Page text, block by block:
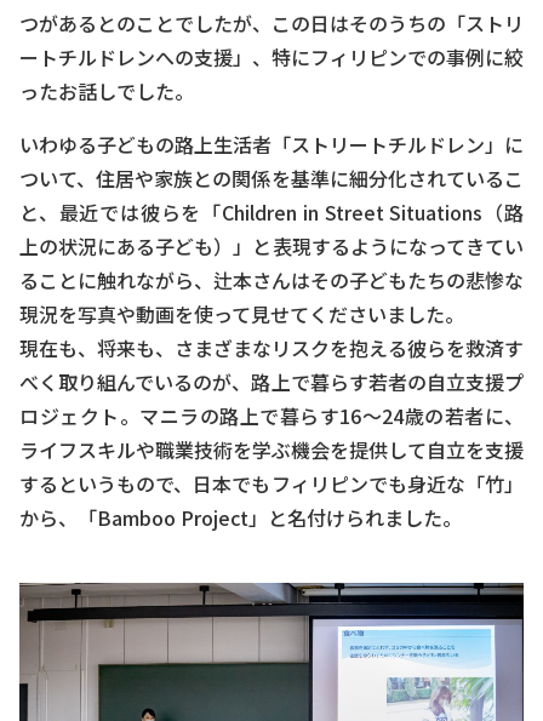
つがあるとのことでしたが、この日はそのうちの「ストリ
ートチルドレンへの支援」、特にフィリピンでの事例に絞
ったお話しでした。
いわゆる子どもの路上生活者「ストリートチルドレン」に
ついて、住居や家族との関係を基準に細分化されているこ
と、最近では彼らを「Children in Street Situations（路
上の状況にある子ども）」と表現するようになってきてい
ることに触れながら、辻本さんはその子どもたちの悲惨な
現況を写真や動画を使って見せてくださいました。
現在も、将来も、さまざまなリスクを抱える彼らを救済す
べく取り組んでいるのが、路上で暮らす若者の自立支援プ
ロジェクト。マニラの路上で暮らす16～24歳の若者に、
ライフスキルや職業技術を学ぶ機会を提供して自立を支援
するというもので、日本でもフィリピンでも身近な「竹」
から、「Bamboo Project」と名付けられました。